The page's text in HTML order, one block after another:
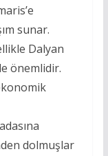
sunar.
Dalyan
önemlidir.
dolmuşlar